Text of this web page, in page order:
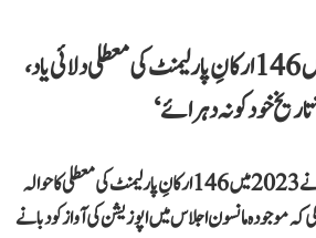
کانگریس نے 2023 میں 146 ارکانِ پارلیمنٹ کی معطلی دلائی یاد،
خود کو نہ دہرائے‘
کانگریس رہنما جے رام رمیش نے 2023 میں 146 ارکانِ پارلیمنٹ کی معطلی کا حوالہ
مانسون اجلاس میں اپوزیشن کی آواز کو دبانے